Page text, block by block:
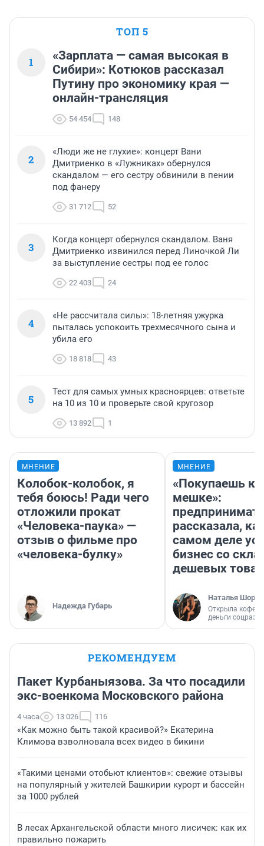
ТОП 5
1
«Зарплата — самая высокая в
Сибири»: Котюков рассказал
Путину про экономику края —
онлайн-трансляция
54 454 148
2
«Люди же не глухие»: концерт Вани
Дмитриенко в «Лужниках» обернулся
скандалом — его сестру обвинили в пении
под фанеру
31 712 52
3
Когда концерт обернулся скандалом. Ваня
Дмитриенко извинился перед Линочкой Ли
за выступление сестры под ее голос
22 403 24
4
«Не рассчитала силы»: 18-летняя ужурка
пыталась успокоить трехмесячного сына и
убила его
18 818 43
5
Тест для самых умных красноярцев: ответьте
на 10 из 10 и проверьте свой кругозор
13 892 1
МНЕНИЕ
Колобок-колобок, я
тебя боюсь! Ради чего
отложили прокат
«Человека-паука» —
отзыв о фильме про
«человека-булку»
Надежда Губарь
МНЕНИЕ
«Покупаешь
мешке»:
рассказала,
самом деле
бизнес со
дешевых
Наталья
Открыла
деньги
РЕКОМЕНДУЕМ
Пакет Курбаныязова. За что посадили
экс-военкома Московского района
4 часа 13 026 116
«Как можно быть такой красивой?» Екатерина
Климова взволновала всех видео в бикини
«Такими ценами отобьют клиентов»: свежие отзывы
на популярный у жителей Башкирии курорт и бассейн
за 1000 рублей
В лесах Архангельской области много лисичек: как их
правильно пожарить